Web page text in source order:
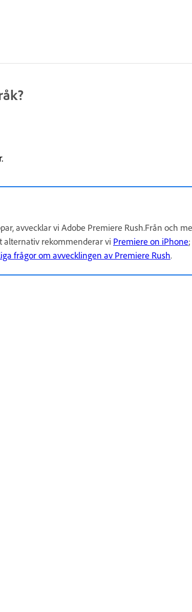
avvecklar vi Adobe Premiere Rush.Från och
alternativ rekommenderar vi Premiere on iPhone
frågor om avvecklingen av Premiere Rush.